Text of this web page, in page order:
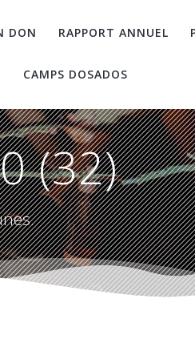
DON RAPPORT ANNUEL
CAMPS DOSADOS
(32)